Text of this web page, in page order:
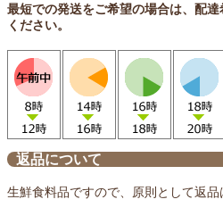
最短での発送をご希望の場合は、配
ください。
返品について
生鮮食料品ですので、原則として返品